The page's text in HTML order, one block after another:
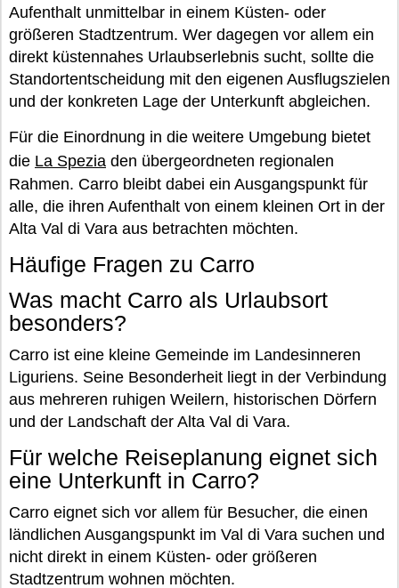
Aufenthalt unmittelbar in einem Küsten- oder
größeren Stadtzentrum. Wer dagegen vor allem ein
direkt küstennahes Urlaubserlebnis sucht, sollte die
Standortentscheidung mit den eigenen Ausflugszielen
und der konkreten Lage der Unterkunft abgleichen.
Für die Einordnung in die weitere Umgebung bietet
die La Spezia den übergeordneten regionalen
Rahmen. Carro bleibt dabei ein Ausgangspunkt für
alle, die ihren Aufenthalt von einem kleinen Ort in der
Alta Val di Vara aus betrachten möchten.
Häufige Fragen zu Carro
Was macht Carro als Urlaubsort
besonders?
Carro ist eine kleine Gemeinde im Landesinneren
Liguriens. Seine Besonderheit liegt in der Verbindung
aus mehreren ruhigen Weilern, historischen Dörfern
und der Landschaft der Alta Val di Vara.
Für welche Reiseplanung eignet sich
eine Unterkunft in Carro?
Carro eignet sich vor allem für Besucher, die einen
ländlichen Ausgangspunkt im Val di Vara suchen und
nicht direkt in einem Küsten- oder größeren
Stadtzentrum wohnen möchten.